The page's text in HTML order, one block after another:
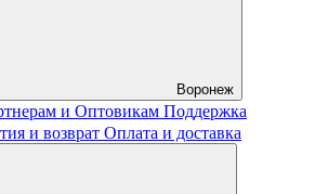
Воронеж
и Оптовикам Поддержка
и возврат Оплата и доставка